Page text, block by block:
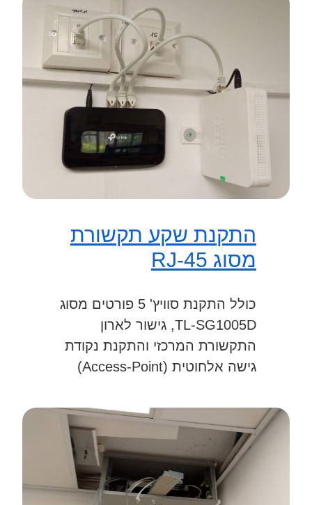
התקנת שקע תקשורת
מסוג RJ-45
כולל התקנת סוויץ' 5 פורטים מסוג
TL-SG1005D, גישור לארון
התקשורת המרכזי והתקנת נקודת
גישה אלחוטית (Access-Point)